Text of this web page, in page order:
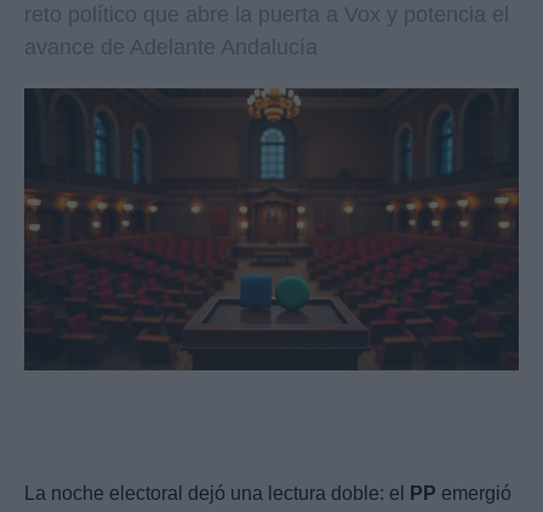
reto político que abre la puerta a Vox y potencia el
avance de Adelante Andalucía
La noche electoral dejó una lectura doble: el PP emergió